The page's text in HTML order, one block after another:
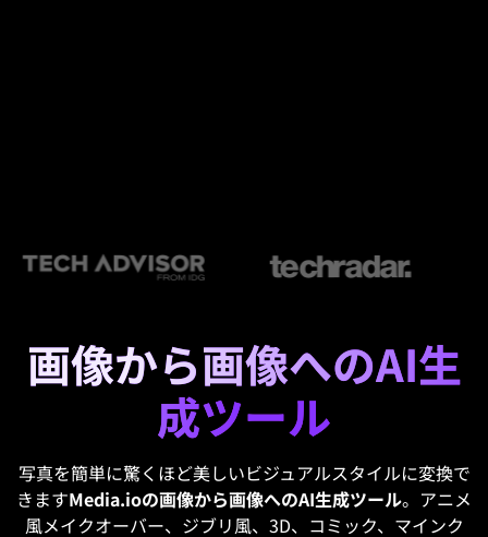
画像から画像へのAI生
成ツール
写真を簡単に驚くほど美しいビジュアルスタイルに変換で
きますMedia.ioの画像から画像へのAI生成ツール。アニメ
風メイクオーバー、ジブリ風、3D、コミック、マインク